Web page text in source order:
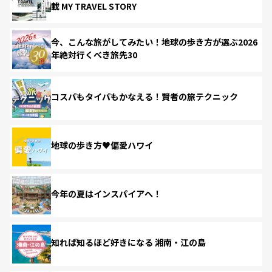
載 MY TRAVEL STORY
今、こんな旅がしてみたい！地球の歩き方が選ぶ2026
年絶対行くべき旅先30
コスパもタイパもかなえる！賢者の旅テクニック
地球の歩き方♥偏愛ハワイ
今年の夏はインスパイアへ！
知れば知るほど好きになる 湘南・江の島